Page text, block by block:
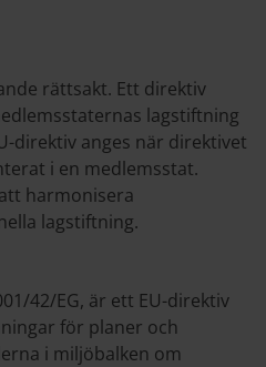
rättsakt. Ett direktiv
lagstiftning
direktiv anges när direktivet
i en medlemsstat.
harmonisera
lagstiftning.
42/EG, är ett EU-direktiv
för planer och
i miljöbalken om